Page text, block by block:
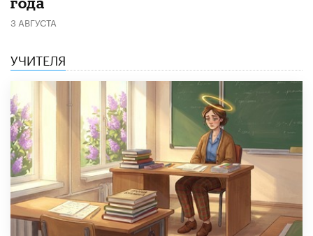
3 АВГУСТА
УЧИТЕЛЯ